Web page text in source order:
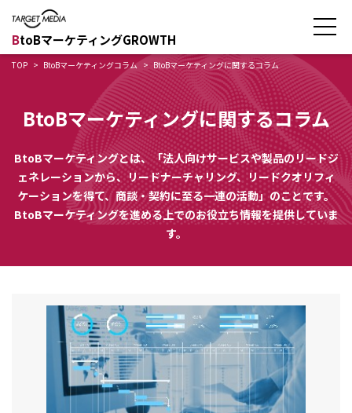
BtoBマーケティングGROWTH
TOP BtoBマーケティングコラム BtoBマーケティングに関するコラム
BtoBマーケティングに関するコラム
BtoBマーケティングとは、「法人向けサービスや製品のリードジ
ェネレーションから、リードナーチャリング、リードクオリフィ
ケーションを得て、商談・契約に至る一連の活動」のことです。
BtoBマーケティングを進める上でのお役立ち情報を提供していま
す。